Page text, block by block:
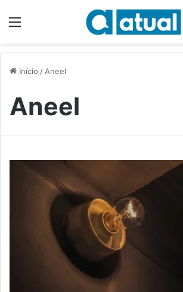
Início / Aneel
Aneel